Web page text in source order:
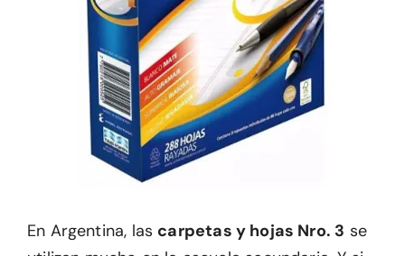
En Argentina, las carpetas y hojas Nro. 3 se